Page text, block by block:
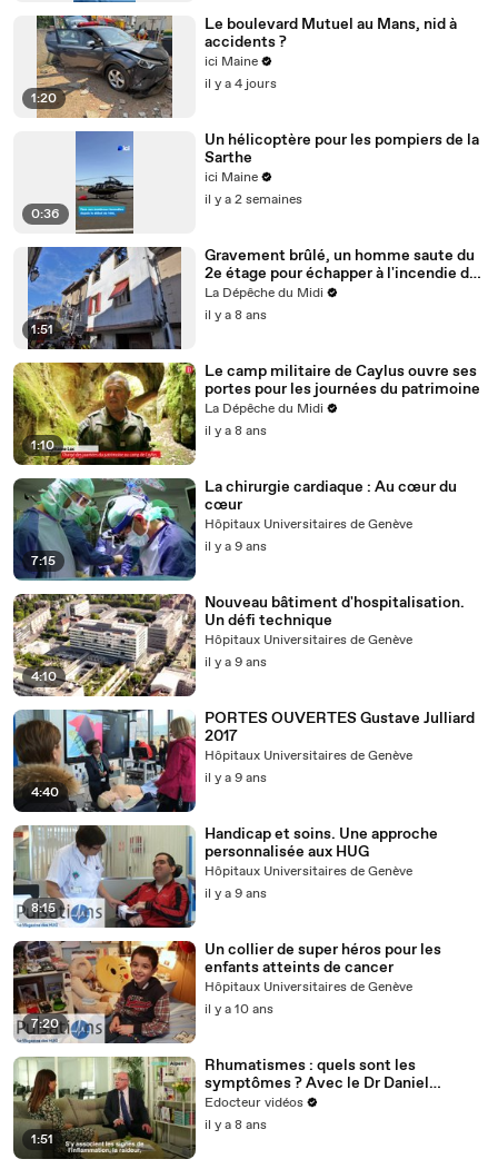
1:20
Le boulevard Mutuel au Mans, nid à
accidents ?
ici Maine
il y a 4 jours
0:36
Un hélicoptère pour les pompiers de la
Sarthe
ici Maine
il y a 2 semaines
1:51
Gravement brûlé, un homme saute du
2e étage pour échapper à l'incendie de
son appartement à Varilhes
La Dépêche du Midi
il y a 8 ans
1:10
Le camp militaire de Caylus ouvre ses
portes pour les journées du patrimoine
La Dépêche du Midi
il y a 8 ans
7:15
La chirurgie cardiaque : Au cœur du
cœur
Hôpitaux Universitaires de Genève
il y a 9 ans
4:10
Nouveau bâtiment d'hospitalisation.
Un défi technique
Hôpitaux Universitaires de Genève
il y a 9 ans
4:40
PORTES OUVERTES Gustave Julliard
2017
Hôpitaux Universitaires de Genève
il y a 9 ans
8:15
Handicap et soins. Une approche
personnalisée aux HUG
Hôpitaux Universitaires de Genève
il y a 9 ans
7:20
Un collier de super héros pour les
enfants atteints de cancer
Hôpitaux Universitaires de Genève
il y a 10 ans
1:51
Rhumatismes : quels sont les
symptômes ? Avec le Dr Daniel
Scimeca
Edocteur vidéos
il y a 8 ans